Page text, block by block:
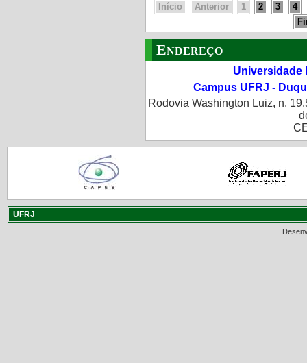
Início Anterior 1 2 3
4
Endereço
Universidade
Campus UFRJ -
Rodovia Washington Luiz, n.
UFRJ